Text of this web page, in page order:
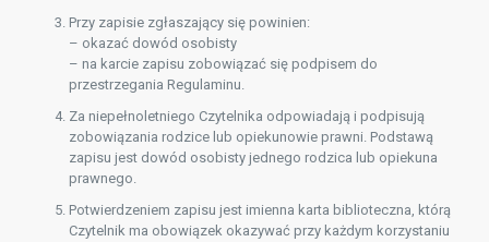
Przy zapisie zgłaszający się powinien:
– okazać dowód osobisty
– na karcie zapisu zobowiązać się podpisem do
przestrzegania Regulaminu.
Za niepełnoletniego Czytelnika odpowiadają i podpisują
zobowiązania rodzice lub opiekunowie prawni. Podstawą
zapisu jest dowód osobisty jednego rodzica lub opiekuna
prawnego.
Potwierdzeniem zapisu jest imienna karta biblioteczna, którą
Czytelnik ma obowiązek okazywać przy każdym korzystaniu